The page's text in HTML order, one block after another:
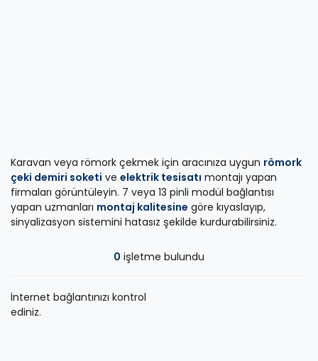
Karavan veya römork çekmek için aracınıza uygun römork
çeki demiri soketi ve elektrik tesisatı montajı yapan
firmaları görüntüleyin. 7 veya 13 pinli modül bağlantısı
yapan uzmanları montaj kalitesine göre kıyaslayıp,
sinyalizasyon sistemini hatasız şekilde kurdurabilirsiniz.
0 işletme bulundu
İnternet bağlantınızı kontrol
ediniz.